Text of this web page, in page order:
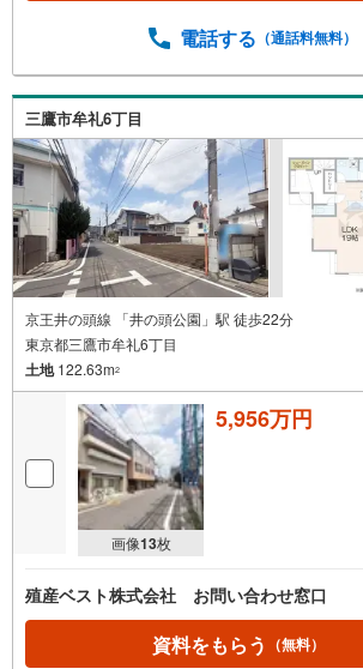
電話する （通話料無料）
三鷹市牟礼6丁目
京王井の頭線 「井の頭公園」駅 徒歩22分
東京都三鷹市牟礼6丁目
土地122.63m2
画像13枚
5,956万円
殖産ベスト株式会社 お問い合わせ窓口
資料をもらう （無料）